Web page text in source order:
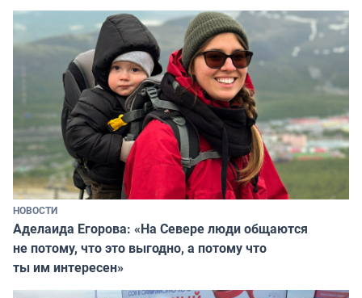
НОВОСТИ
Аделаида Егорова: «На Севере люди общаются
не потому, что это выгодно, а потому что
ты им интересен»